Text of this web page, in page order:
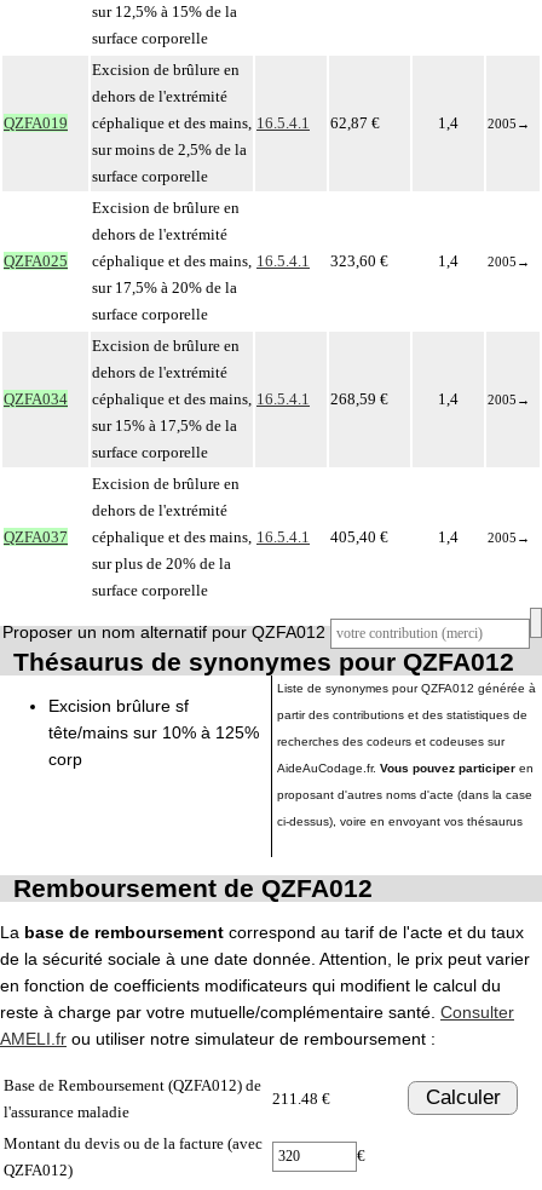
sur 12,5% à 15% de la
surface corporelle
QZFA019
Excision de brûlure en
dehors de l'extrémité
céphalique et des mains,
sur moins de 2,5% de la
surface corporelle
16.5.4.1 62,87 € 1,4 2005 →
QZFA025
Excision de brûlure en
dehors de l'extrémité
céphalique et des mains,
sur 17,5% à 20% de la
surface corporelle
16.5.4.1 323,60 € 1,4 2005 →
QZFA034
Excision de brûlure en
dehors de l'extrémité
céphalique et des mains,
sur 15% à 17,5% de la
surface corporelle
16.5.4.1 268,59 € 1,4 2005 →
QZFA037
Excision de brûlure en
dehors de l'extrémité
céphalique et des mains,
sur plus de 20% de la
surface corporelle
16.5.4.1 405,40 € 1,4 2005 →
Proposer un nom alternatif pour QZFA012
Thésaurus de synonymes pour QZFA012
Excision brûlure sf
tête/mains sur 10% à 125%
corp
Liste de synonymes pour QZFA012 générée à
partir des contributions et des statistiques de
recherches des codeurs et codeuses sur
AideAuCodage.fr. Vous pouvez participer en
proposant d'autres noms d'acte (dans la case
ci-dessus), voire en envoyant vos thésaurus
Remboursement de QZFA012
La base de remboursement correspond au tarif de l'acte et du taux
de la sécurité sociale à une date donnée. Attention, le prix peut varier
en fonction de coefficients modificateurs qui modifient le calcul du
reste à charge par votre mutuelle/complémentaire santé. Consulter
AMELI.fr ou utiliser notre simulateur de remboursement :
Base de Remboursement (QZFA012) de
l'assurance maladie
211.48 € Calculer
Montant du devis ou de la facture (avec
QZFA012)
€